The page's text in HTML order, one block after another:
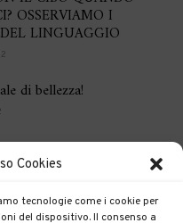
Cookies
tecnologie come i cookie per
del dispositivo. Il consenso a
OSSERVIAMO I
LINGUAGGIO
di bellezza!